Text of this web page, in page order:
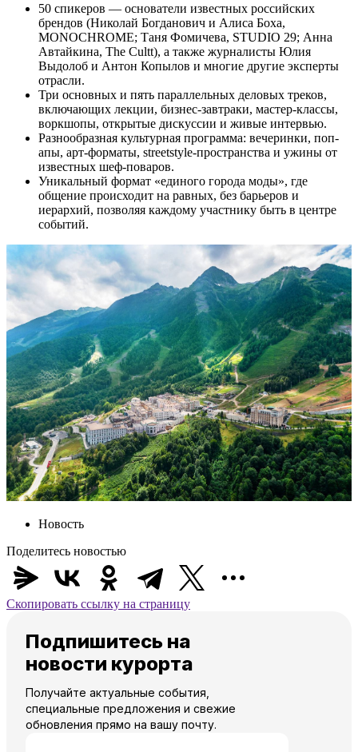
50 спикеров — основатели известных российских
брендов (Николай Богданович и Алиса Боха,
MONOCHROME; Таня Фомичева, STUDIO 29; Анна
Автайкина, The Cultt), а также журналисты Юлия
Выдолоб и Антон Копылов и многие другие эксперты
отрасли.
Три основных и пять параллельных деловых треков,
включающих лекции, бизнес-завтраки, мастер-классы,
воркшопы, открытые дискуссии и живые интервью.
Разнообразная культурная программа: вечеринки, поп-
апы, арт-форматы, streetstyle-пространства и ужины от
известных шеф-поваров.
Уникальный формат «единого города моды», где
общение происходит на равных, без барьеров и
иерархий, позволяя каждому участнику быть в центре
событий.
Новость
Поделитесь новостью
Скопировать ссылку на страницу
Подпишитесь на
новости курорта
Получайте актуальные события,
специальные предложения и свежие
обновления прямо на вашу почту.